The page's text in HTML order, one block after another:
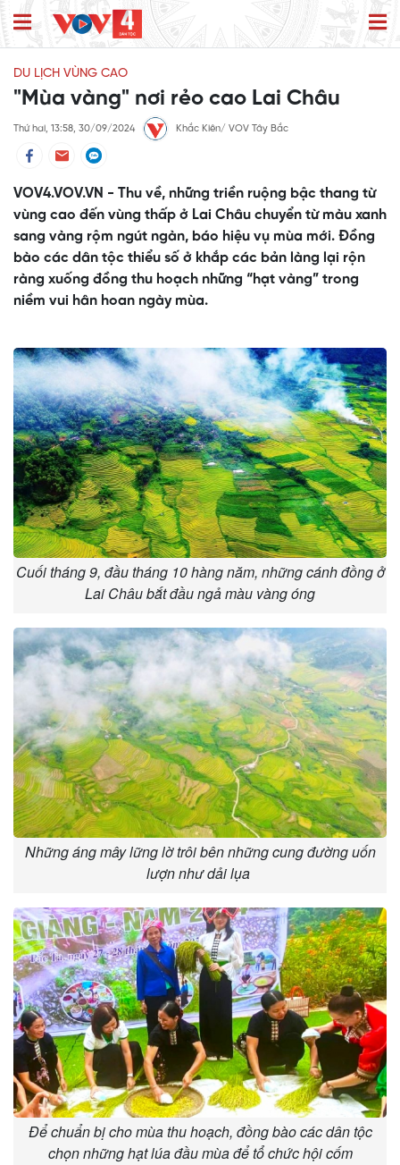
DU LỊCH VÙNG CAO
"Mùa vàng" nơi rẻo cao Lai Châu
Thứ hai, 13:58, 30/09/2024 Khắc Kiên/ VOV Tây Bắc
VOV4.VOV.VN - Thu về, những triền ruộng bậc thang từ
vùng cao đến vùng thấp ở Lai Châu chuyển từ màu xanh
sang vàng rộm ngút ngàn, báo hiệu vụ mùa mới. Đồng
bào các dân tộc thiểu số ở khắp các bản làng lại rộn
ràng xuống đồng thu hoạch những “hạt vàng” trong
niềm vui hân hoan ngày mùa.
Cuối tháng 9, đầu tháng 10 hàng năm, những cánh đồng ở
Lai Châu bắt đầu ngả màu vàng óng
Những áng mây lững lờ trôi bên những cung đường uốn
lượn như dải lụa
Để chuẩn bị cho mùa thu hoạch, đồng bào các dân tộc
chọn những hạt lúa đầu mùa để tổ chức hội cốm